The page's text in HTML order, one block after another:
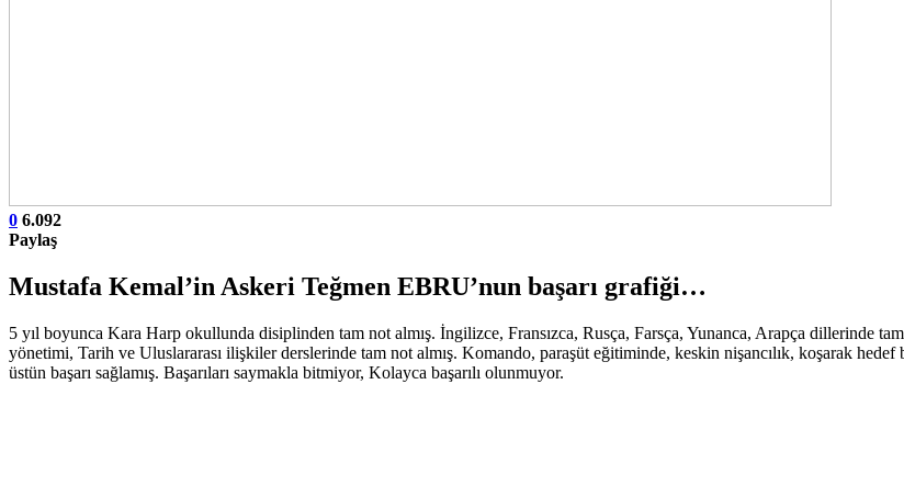
0 6.092
Paylaş
Mustafa Kemal’in Askeri Teğmen EBRU’nun başarı grafiği…
5 yıl boyunca Kara Harp okullunda disiplinden tam not almış. İngilizce, Fransızca, Rusça, Farsça, Yunanca, Arapça dillerinde
yönetimi, Tarih ve Uluslararası ilişkiler derslerinde tam not almış. Komando, paraşüt eğitiminde, keskin nişancılık, koşarak
üstün başarı sağlamış. Başarıları saymakla bitmiyor, Kolayca başarılı olunmuyor.